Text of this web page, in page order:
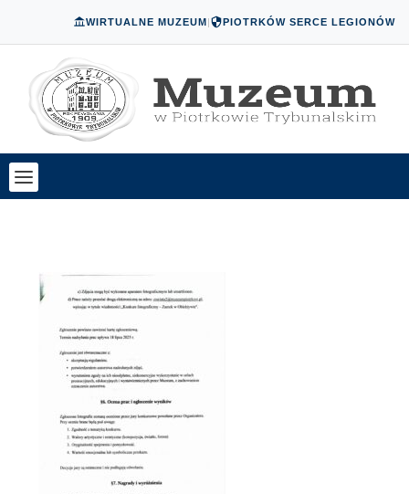
WIRTUALNE MUZEUM| PIOTRKÓW SERCE LEGIONÓW